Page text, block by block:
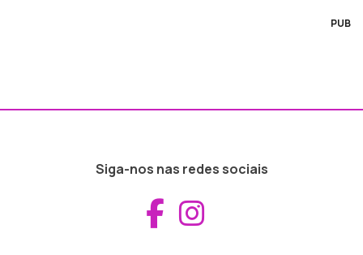
PUB
Siga-nos nas redes sociais
Aceder ao